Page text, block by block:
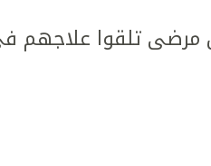
تلقوا علاجهم